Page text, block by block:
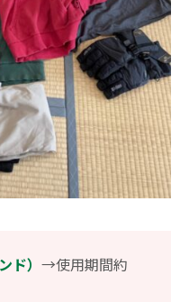
ド）→使用期間約